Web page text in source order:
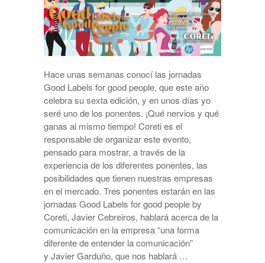
Hace unas semanas conocí las jornadas
Good Labels for good people, que este año
celebra su sexta edición, y en unos días yo
seré uno de los ponentes. ¡Qué nervios y qué
ganas al mismo tiempo! Coreti es el
responsable de organizar este evento,
pensado para mostrar, a través de la
experiencia de los diferentes ponentes, las
posibilidades que tienen nuestras empresas
en el mercado. Tres ponentes estarán en las
jornadas Good Labels for good people by
Coreti, Javier Cebreiros, hablará acerca de la
comunicación en la empresa “una forma
diferente de entender la comunicación”
y Javier Garduño, que nos hablará …